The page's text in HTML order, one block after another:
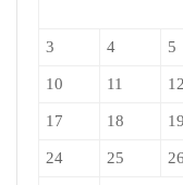
3 4 5
10 11 12
17 18 19
24 25 26